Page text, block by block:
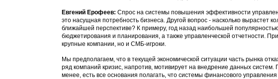
Евгений Ерофеев: Спрос на системы повышения эффективности
это насущная потребность бизнеса. Другой вопрос - насколько вырастет
ближайшей перспективе? К примеру, год назад наибольшей
бюджетирования и планирования, а также управленческой отчетности.
крупные компании, но и СМБ-игроки.
Мы предполагаем, что в текущей экономической ситуации часть рынка
ряд компаний кризис, напротив, мотивирует на внедрение данных
менее, есть все основания полагать, что системы финансового